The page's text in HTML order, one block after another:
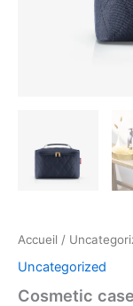
Accueil /
Uncategorized
Cosmetic